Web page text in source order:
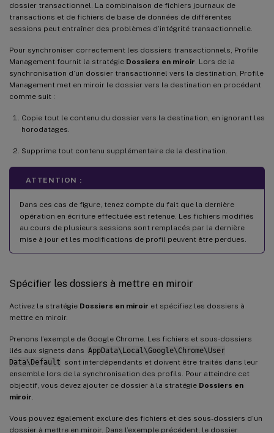
dossier transactionnel. La combinaison de fichiers journaux de
transactions et de fichiers de base de données de différentes
sessions peut entraîner des problèmes d’intégrité transactionnelle.
Pour synchroniser correctement les dossiers transactionnels, Profile
Management fournit la stratégie Dossiers en miroir . Lors de la
synchronisation d’un dossier transactionnel vers la destination, Profile
Management met en miroir le dossier vers la destination en procédant
comme suit :
Copie tout le contenu du dossier vers la destination, en ignorant les
horodatages.
Supprime tout contenu supplémentaire de la destination.
ATTENTION :
Dans ces cas de figure, tenez compte du fait que la dernière
opération en écriture effectuée est retenue. Les fichiers modifiés
au cours de plusieurs sessions sont remplacés par la dernière
mise à jour et les modifications de profil peuvent être perdues.
Spécifier les dossiers à mettre en miroir
Activez la stratégie Dossiers en miroir et spécifiez les dossiers à
mettre en miroir.
Prenons l’exemple de Google Chrome. Les fichiers et sous-dossiers
liés aux signets dans AppData\Local\Google\Chrome\User
Data\Default sont interdépendants et doivent être traités dans leur
ensemble lors de la synchronisation des profils. Pour atteindre cet
objectif, vous devez ajouter ce dossier à la stratégie Dossiers en
miroir
Vous pouvez également exclure des fichiers et des sous-dossiers d’un
dossier à mettre en miroir. Dans l’exemple précédent, le dossier